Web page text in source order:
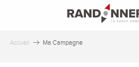
principal
Accueil Ma Campagne